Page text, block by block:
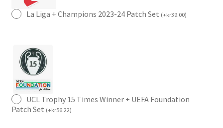
La Liga + Champions 2023-24 Patch Set (+kr39.00)
UCL Trophy 15 Times Winner + UEFA Foundation
Patch Set (+kr56.22)